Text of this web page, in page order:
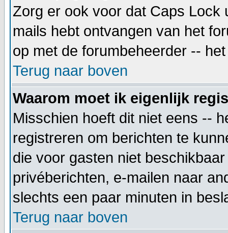
Zorg er ook voor dat Caps Lock
mails hebt ontvangen van het
op met de forumbeheerder --
Terug naar boven
Waarom moet ik eigenlijk
Misschien hoeft dit niet eens --
registreren om berichten te
die voor gasten niet
privéberichten, e-mailen naar
slechts een paar minuten in
Terug naar boven